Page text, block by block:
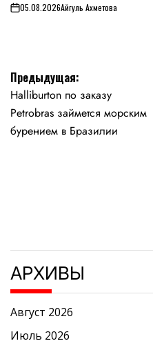
on05.08.2026Айгуль Ахметова
Навигация
по
записям
Предыдущая:
Halliburton по заказу
Petrobras займется морским
бурением в Бразилии
АРХИВЫ
Август 2026
Июль 2026